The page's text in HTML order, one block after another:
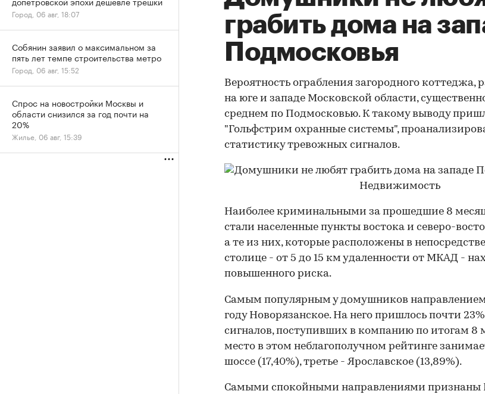
грабить дома на
Подмосковья
Вероятность ограбления загородного коттеджа,
на юге и западе Московской области,
среднем по Подмосковью. К такому выводу
"Гольфстрим охранные системы",
статистику тревожных сигналов.
Наиболее криминальными за прошедшие 8
стали населенные пункты востока и северо-
а те из них, которые расположены в
столице - от 5 до 15 км удаленности от МКАД -
повышенного риска.
Самым популярным у домушников направлением
году Новорязанское. На него пришлось почти
сигналов, поступивших в компанию по итогам 8
место в этом неблагополучном рейтинге
шоссе (17,40%), третье - Ярославское (13,89%).
Самыми спокойными направлениями признаны
Город, 06 авг, 18:07
Собянин заявил о максимальном за
пять лет темпе строительства метро
Город, 06 авг, 15:52
Спрос на новостройки Москвы и
области снизился за год почти на
20%
Жилье, 06 авг, 15:39